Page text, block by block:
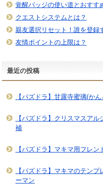
覚醒バッジの使い道とおすす
クエストシステムとは？
親友選択リセット！誰を登録
友情ポイントの上限は？
最近の投稿
【パズドラ】甘露寺蜜璃(か
【パズドラ】クリスマスア
補
【パズドラ】マキマ用フレ
【パズドラ】マキマのテン
ーマン